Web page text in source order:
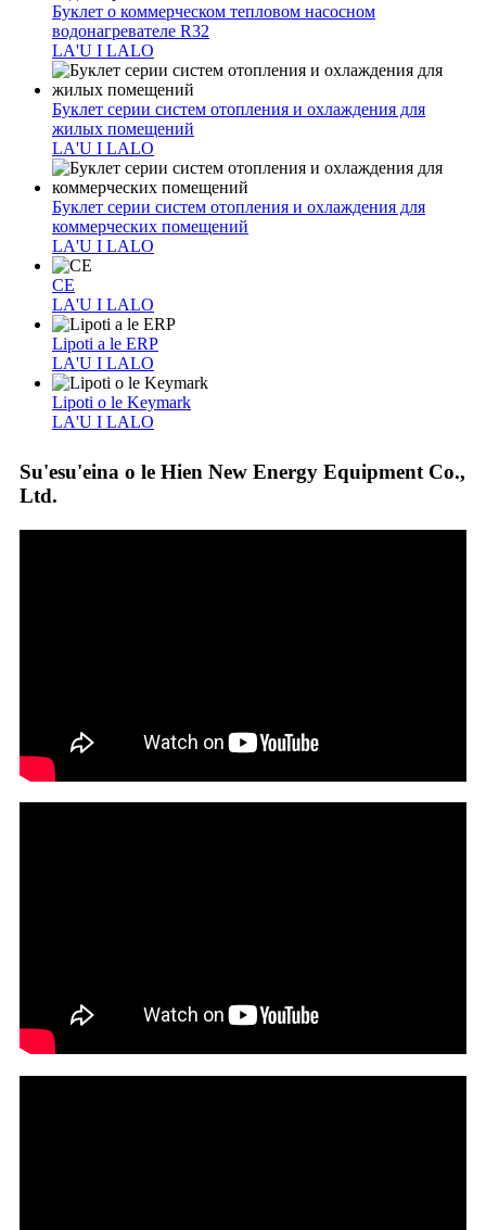
Буклет о коммерческом тепловом насосном
водонагревателе R32
LA'U I LALO
Буклет серии систем отопления и охлаждения для
жилых помещений
LA'U I LALO
Буклет серии систем отопления и охлаждения для
коммерческих помещений
LA'U I LALO
CE
LA'U I LALO
Lipoti a le ERP
LA'U I LALO
Lipoti o le Keymark
LA'U I LALO
Su'esu'eina o le Hien New Energy Equipment Co.,
Ltd.